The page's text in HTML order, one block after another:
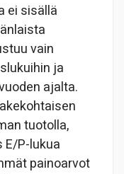
ei sisällä
vain
ja
ajalta.
tuotolla,
P-lukua
painoarvot